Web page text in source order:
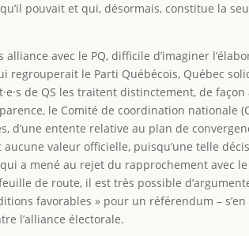
pouvait et qui, désormais, constitue la
avec le PQ, difficile d’imaginer
regrouperait le Parti Québécois, Québec
de QS les traitent distinctement, de
le Comité de coordination nationale
entente relative au plan de
valeur officielle, puisqu’une telle
a mené au rejet du rapprochement avec le
de route, il est très possible
favorables » pour un référendum –
l’alliance électorale.